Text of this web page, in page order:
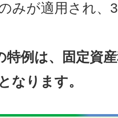
みが適用され、
特例は、固定資
なります。